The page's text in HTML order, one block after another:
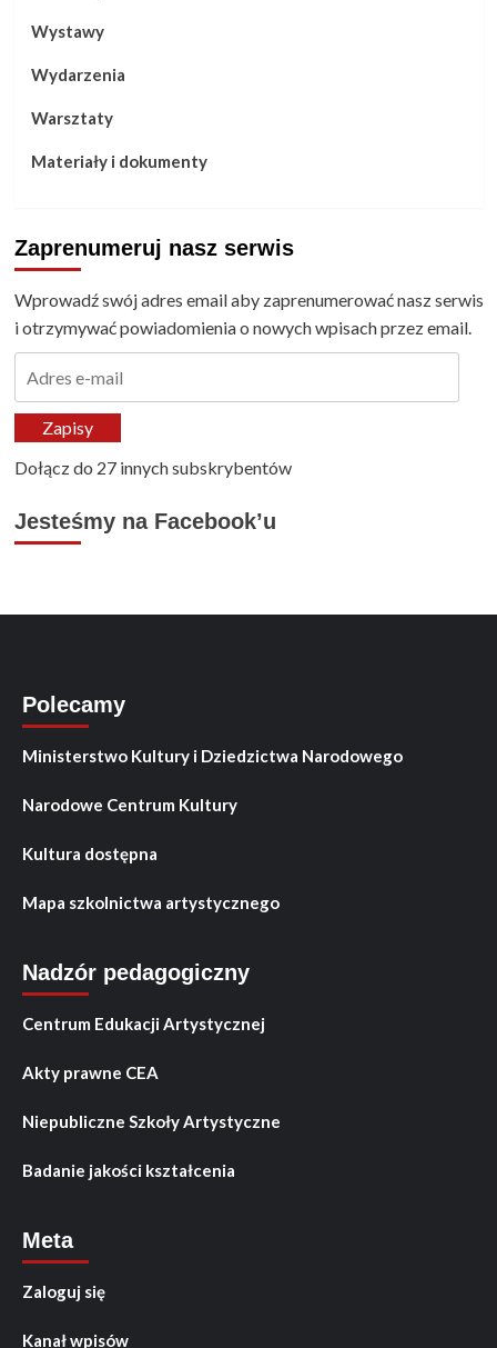
Wystawy
Wydarzenia
Warsztaty
Materiały i dokumenty
Zaprenumeruj nasz serwis
Wprowadź swój adres email aby zaprenumerować nasz serwis
i otrzymywać powiadomienia o nowych wpisach przez email.
mailZapisy
Dołącz do 27 innych subskrybentów
Jesteśmy na Facebook’u
Polecamy
Ministerstwo Kultury i Dziedzictwa Narodowego
Narodowe Centrum Kultury
Kultura dostępna
Mapa szkolnictwa artystycznego
Nadzór pedagogiczny
Centrum Edukacji Artystycznej
Akty prawne CEA
Niepubliczne Szkoły Artystyczne
Badanie jakości kształcenia
Meta
Zaloguj się
Kanał wpisów